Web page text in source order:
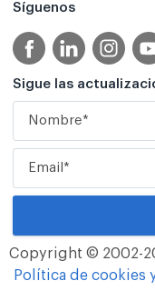
Síguenos
Sigue las
Copyright © 2002-
Política de cookies